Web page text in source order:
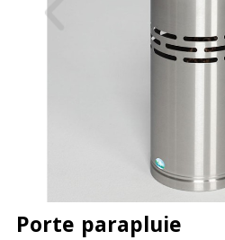
Porte parapluie